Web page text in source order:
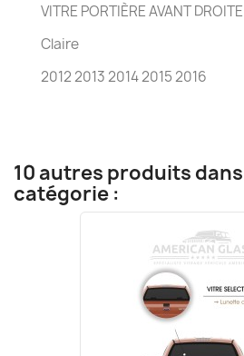
VITRE PORTIÈRE AVANT DROITE
Claire
2012 2013 2014 2015 2016
10 autres produits
catégorie :